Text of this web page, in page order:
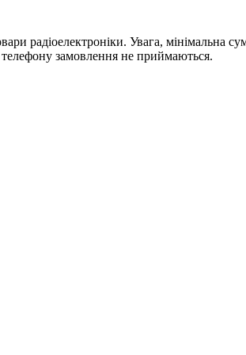
Увага, мінімальна
замовлення не приймаються.